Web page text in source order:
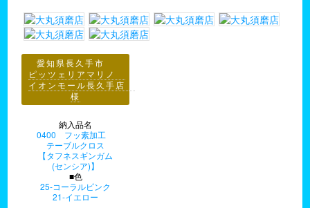
愛知県長久手市
ピッツェリアマリノ
イオンモール長久手店
様
納入品名
0400 フッ素加工
テーブルクロス
【タフネスギンガム
(センシア)】
■色
25-コーラルピンク
21-イエロー